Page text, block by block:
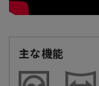
主な機能